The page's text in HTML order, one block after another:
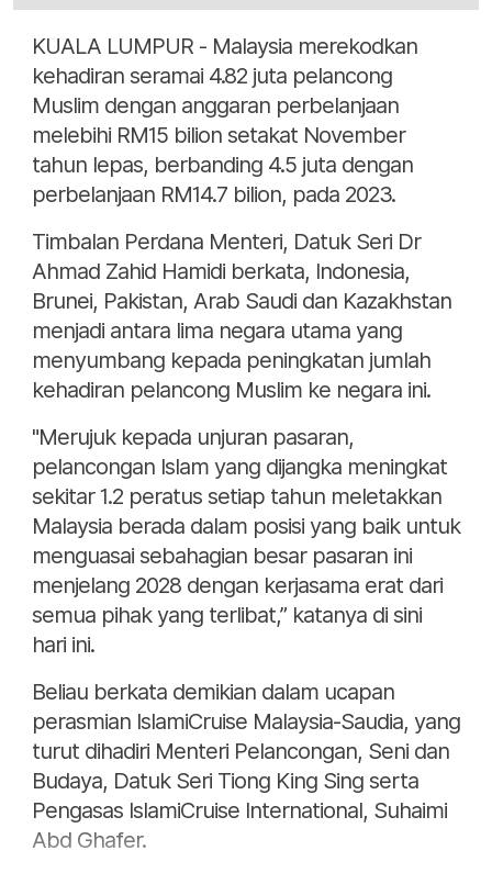
KUALA LUMPUR - Malaysia merekodkan
kehadiran seramai 4.82 juta pelancong
Muslim dengan anggaran perbelanjaan
melebihi RM15 bilion setakat November
tahun lepas, berbanding 4.5 juta dengan
perbelanjaan RM14.7 bilion, pada 2023.
Timbalan Perdana Menteri, Datuk Seri Dr
Ahmad Zahid Hamidi berkata, Indonesia,
Brunei, Pakistan, Arab Saudi dan Kazakhstan
menjadi antara lima negara utama yang
menyumbang kepada peningkatan jumlah
kehadiran pelancong Muslim ke negara ini.
"Merujuk kepada unjuran pasaran,
pelancongan Islam yang dijangka meningkat
sekitar 1.2 peratus setiap tahun meletakkan
Malaysia berada dalam posisi yang baik untuk
menguasai sebahagian besar pasaran ini
menjelang 2028 dengan kerjasama erat dari
semua pihak yang terlibat,” katanya di sini
hari ini.
Beliau berkata demikian dalam ucapan
perasmian IslamiCruise Malaysia-Saudia, yang
turut dihadiri Menteri Pelancongan, Seni dan
Budaya, Datuk Seri Tiong King Sing serta
Pengasas IslamiCruise International, Suhaimi
Abd Ghafer.